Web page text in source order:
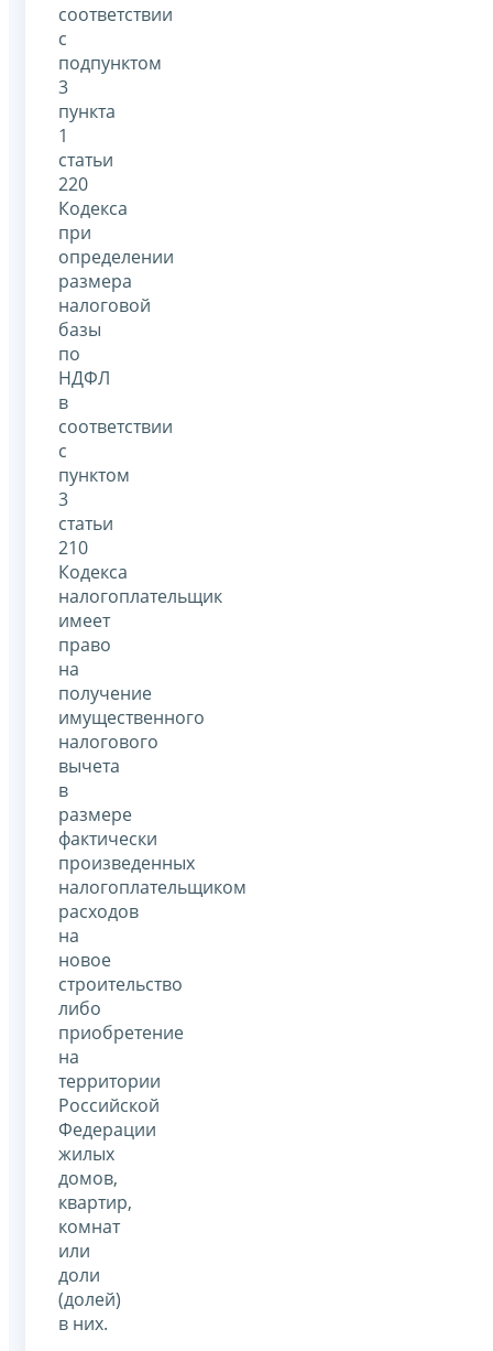
соответствии
с
подпунктом
3
пункта
1
статьи
220
Кодекса
при
определении
размера
налоговой
базы
по
НДФЛ
в
соответствии
с
пунктом
3
статьи
210
Кодекса
налогоплательщик
имеет
право
на
получение
имущественного
налогового
вычета
в
размере
фактически
произведенных
налогоплательщиком
расходов
на
новое
строительство
либо
приобретение
на
территории
Российской
Федерации
жилых
домов,
квартир,
комнат
или
доли
(долей)
в них.